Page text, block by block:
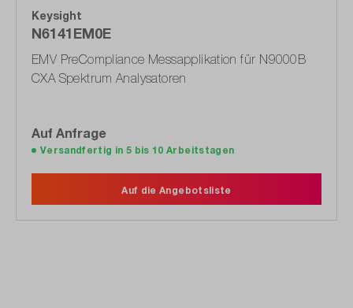
Keysight
N6141EM0E
EMV PreCompliance Messapplikation für N9000B
CXA Spektrum Analysatoren
Auf Anfrage
Versandfertig in 5 bis 10 Arbeitstagen
Auf die Angebotsliste